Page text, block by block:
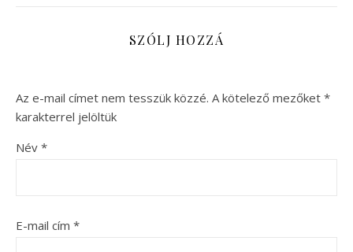
SZÓLJ HOZZÁ
Az e-mail címet nem tesszük közzé. A kötelező mezőket *
karakterrel jelöltük
Név *
E-mail cím *